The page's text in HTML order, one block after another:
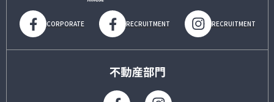
CORPORATE RECRUITMENT RECRUITMENT